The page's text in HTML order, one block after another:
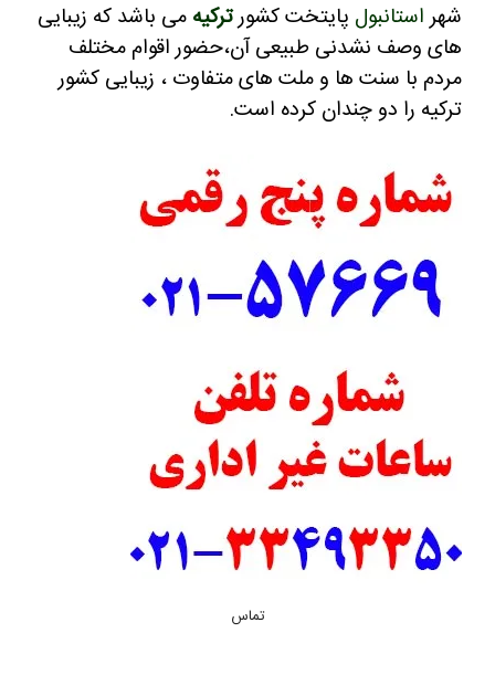
استانبولپایتخت کشورترکیهمی باشد که زیبایی
وصف نشدنی طبیعی آن،حضور اقوام مختلف
با سنت ها و ملت های متفاوت ، زیبایی کشور
را دو چندان کرده است.